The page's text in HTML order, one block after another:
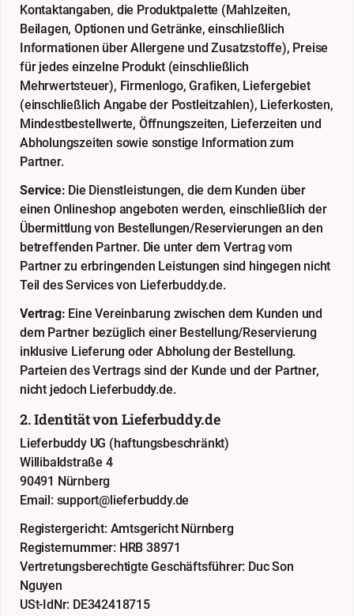
Kontaktangaben, die Produktpalette (Mahlzeiten,
Beilagen, Optionen und Getränke, einschließlich
Informationen über Allergene und Zusatzstoffe), Preise
für jedes einzelne Produkt (einschließlich
Mehrwertsteuer), Firmenlogo, Grafiken, Liefergebiet
(einschließlich Angabe der Postleitzahlen), Lieferkosten,
Mindestbestellwerte, Öffnungszeiten, Lieferzeiten und
Abholungszeiten sowie sonstige Information zum
Partner.
Service: Die Dienstleistungen, die dem Kunden über
einen Onlineshop angeboten werden, einschließlich der
Übermittlung von Bestellungen/Reservierungen an den
betreffenden Partner. Die unter dem Vertrag vom
Partner zu erbringenden Leistungen sind hingegen nicht
Teil des Services von Lieferbuddy.de.
Vertrag: Eine Vereinbarung zwischen dem Kunden und
dem Partner bezüglich einer Bestellung/Reservierung
inklusive Lieferung oder Abholung der Bestellung.
Parteien des Vertrags sind der Kunde und der Partner,
nicht jedoch Lieferbuddy.de.
2. Identität von Lieferbuddy.de
Lieferbuddy UG (haftungsbeschränkt)
Willibaldstraße 4
90491 Nürnberg
Email: support@lieferbuddy.de
Registergericht: Amtsgericht Nürnberg
Registernummer: HRB 38971
Vertretungsberechtigte Geschäftsführer: Duc Son
Nguyen
USt-IdNr: DE342418715